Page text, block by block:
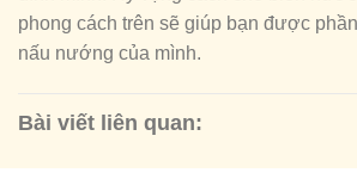
phong cách trên sẽ giúp bạn được
nấu nướng của mình.
Bài viết liên quan: